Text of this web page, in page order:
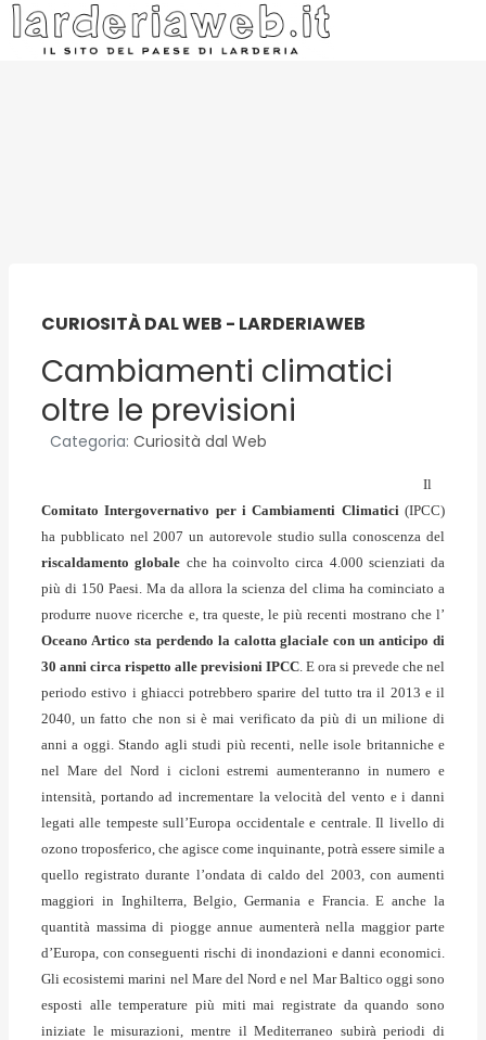
CURIOSITÀ DAL WEB - LARDERIAWEB
Cambiamenti climatici
oltre le previsioni
Categoria: Curiosità dal Web
Il
Comitato Intergovernativo per i Cambiamenti Climatici(IPCC)
ha pubblicato nel 2007 un autorevole studio sulla conoscenza del
riscaldamento globale che ha coinvolto circa 4.000 scienziati da
più di 150 Paesi. Ma da allora la scienza del clima ha cominciato a
produrre nuove ricerche e, tra queste, le più recenti mostrano che l’
Oceano Artico sta perdendo la calotta glaciale con un anticipo di
30 anni circa rispetto alle previsioni IPCC. E ora si prevede che nel
periodo estivo i ghiacci potrebbero sparire del tutto tra il 2013 e il
2040, un fatto che non si è mai verificato da più di un milione di
anni a oggi. Stando agli studi più recenti, nelle isole britanniche e
nel Mare del Nord i cicloni estremi aumenteranno in numero e
intensità, portando ad incrementare la velocità del vento e i danni
legati alle tempeste sull’Europa occidentale e centrale. Il livello di
ozono troposferico, che agisce come inquinante, potrà essere simile a
quello registrato durante l’ondata di caldo del 2003, con aumenti
maggiori in Inghilterra, Belgio, Germania e Francia. E anche la
quantità massima di piogge annue aumenterà nella maggior parte
d’Europa, con conseguenti rischi di inondazioni e danni economici.
Gli ecosistemi marini nel Mare del Nord e nel Mar Baltico oggi sono
esposti alle temperature più miti mai registrate da quando sono
iniziate le misurazioni, mentre il Mediterraneo subirà periodi di